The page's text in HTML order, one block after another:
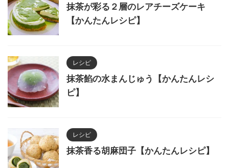
抹茶が彩る２層のレアチーズケーキ
【かんたんレシピ】
レシピ
抹茶餡の水まんじゅう【かんたんレシ
ピ】
レシピ
抹茶香る胡麻団子【かんたんレシピ】